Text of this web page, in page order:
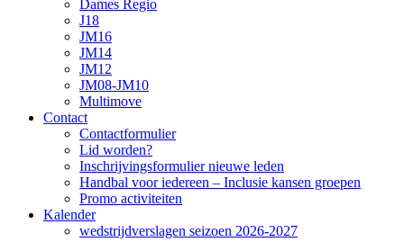
Dames Regio
J18
JM16
JM14
JM12
JM08-JM10
Multimove
Contact
Contactformulier
Lid worden?
Inschrijvingsformulier nieuwe leden
Handbal voor iedereen – Inclusie kansen groepen
Promo activiteiten
Kalender
wedstrijdverslagen seizoen 2026-2027